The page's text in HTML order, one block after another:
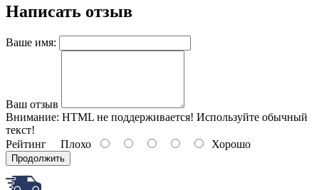
Написать отзыв
Ваше имя:
Ваш отзыв
Внимание: HTML не поддерживается! Используйте обычный
текст!
Рейтинг Плохо Хорошо
Продолжить